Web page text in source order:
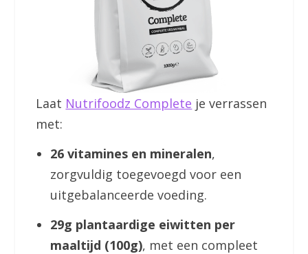
Laat Nutrifoodz Complete je verrassen
met:
26 vitamines en mineralen,
zorgvuldig toegevoegd voor een
uitgebalanceerde voeding.
29g plantaardige eiwitten per
maaltijd (100g), met een compleet